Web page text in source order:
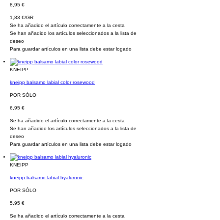
8,95 €
1,83 €/GR
Se ha añadido el artículo correctamente a la cesta
Se han añadido los artículos seleccionados a la lista de
deseo
Para guardar artículos en una lista debe estar logado
KNEIPP
kneipp balsamo labial color rosewood
POR SÓLO
6,95 €
Se ha añadido el artículo correctamente a la cesta
Se han añadido los artículos seleccionados a la lista de
deseo
Para guardar artículos en una lista debe estar logado
KNEIPP
kneipp balsamo labial hyaluronic
POR SÓLO
5,95 €
Se ha añadido el artículo correctamente a la cesta